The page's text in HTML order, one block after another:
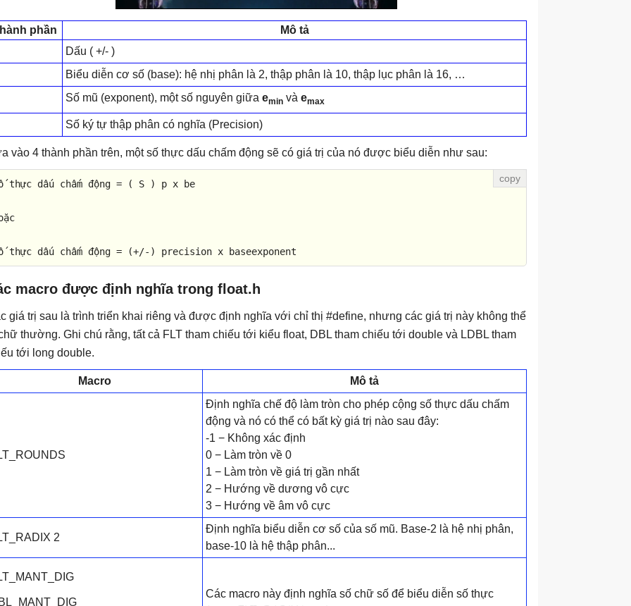
phần
Mô tả
Dấu ( +/- )
Biểu diễn cơ số (base): hệ nhị phân là 2, thập phân là 10, thập lục phân là 16, …
Số mũ (exponent), một số nguyên giữa emin và emax
Số ký tự thập phân có nghĩa (Precision)
vào 4 thành phần trên, một số thực dấu chấm động sẽ có giá trị của nó được biểu diễn như sau:
thực dấu chấm động = ( S ) p x be
c
thực dấu chấm động = (+/- ) precision x baseexponent
macro được định nghĩa trong float.h
giá trị sau là trình triển khai riêng và được định nghĩa với chỉ thị #define, nhưng các giá trị này không thể
thường. Ghi chú rằng, tất cả FLT tham chiếu tới kiểu float, DBL tham chiếu tới double và LDBL tham
tới long double.
Macro Mô tả
Định nghĩa chế độ làm tròn cho phép cộng số thực dấu chấm
động và nó có thể có bất kỳ giá trị nào sau đây:
-1 − Không xác định
0 − Làm tròn về 0
1 − Làm tròn về giá trị gần nhất
2 − Hướng về dương vô cực
3 − Hướng về âm vô cực
2
Định nghĩa biểu diễn cơ số của số mũ. Base-2 là hệ nhị phân,
base-10 là hệ thập phân...
Các macro này định nghĩa số chữ số để biểu diễn số thực